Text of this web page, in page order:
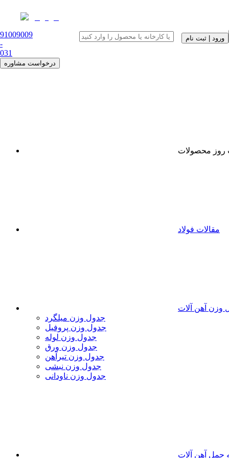
91009009
-
031
درخواست مشاوره
ورود | ثبت نام
روز محصولات
مقالات فولاد
وزن آهن آلات
جدول وزن میلگرد
جدول وزن پروفیل
جدول وزن لوله
جدول وزن ورق
جدول وزن تیرآهن
جدول وزن نبشی
جدول وزن ناودانی
حمل آهن آلات